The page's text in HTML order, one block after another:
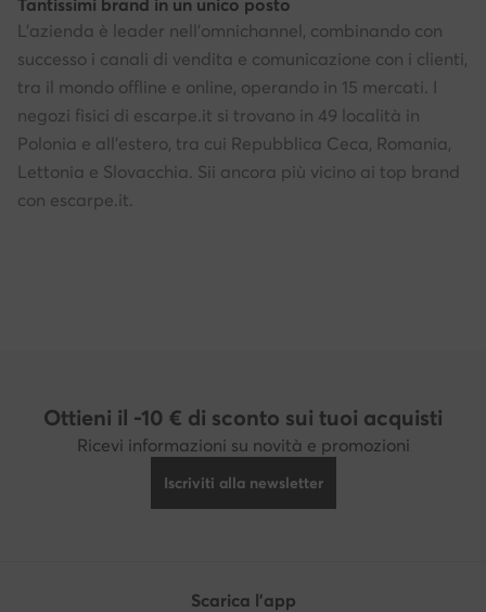
Tantissimi brand in un unico posto
L'azienda è leader nell'omnichannel, combinando con
successo i canali di vendita e comunicazione con i clienti,
tra il mondo offline e online, operando in 15 mercati. I
negozi fisici di escarpe.it si trovano in 49 località in
Polonia e all'estero, tra cui Repubblica Ceca, Romania,
Lettonia e Slovacchia. Sii ancora più vicino ai top brand
con escarpe.it.
Ottieni il -10 € di sconto sui tuoi acquisti
Ricevi informazioni su novità e promozioni
Iscriviti alla newsletter
Scarica l'app